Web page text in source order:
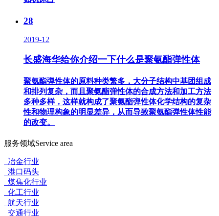
28
2019-12
长盛海华给你介绍一下什么是聚氨酯弹性体
聚氨酯弹性体的原料种类繁多，大分子结构中基团组成
和排列复杂，而且聚氨酯弹性体的合成方法和加工方法
多种多样，这样就构成了聚氨酯弹性体化学结构的复杂
性和物理构象的明显差异，从而导致聚氨酯弹性体性能
的改变。
服务领域Service area
冶金行业
港口码头
煤焦化行业
化工行业
航天行业
交通行业